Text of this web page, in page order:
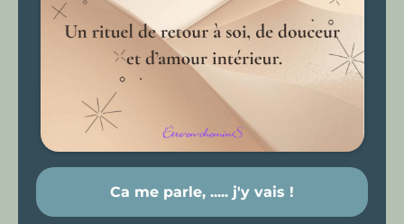
Ca me parle, ..... j'y vais !